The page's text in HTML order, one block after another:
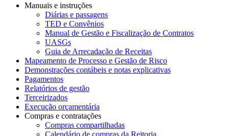
Manuais e instruções
Diárias e passagens
TED e Convênios
Manual de Gestão e Fiscalização de Contratos
UASGs
Guia de Arrecadação de Receitas
Mapeamento de Processo e Gestão de Risco
Demonstrações contábeis e notas explicativas
Pagamentos
Relatórios de gestão
Terceirizados
Execução orçamentária
Compras e contratações
Compras compartilhadas
Calendário de compras da Reitoria